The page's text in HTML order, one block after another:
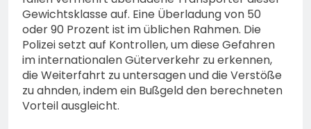
Gewichtsklasse auf. Eine Überladung von 50
oder 90 Prozent ist im üblichen Rahmen. Die
Polizei setzt auf Kontrollen, um diese Gefahren
im internationalen Güterverkehr zu erkennen,
die Weiterfahrt zu untersagen und die Verstöße
zu ahnden, indem ein Bußgeld den berechneten
Vorteil ausgleicht.